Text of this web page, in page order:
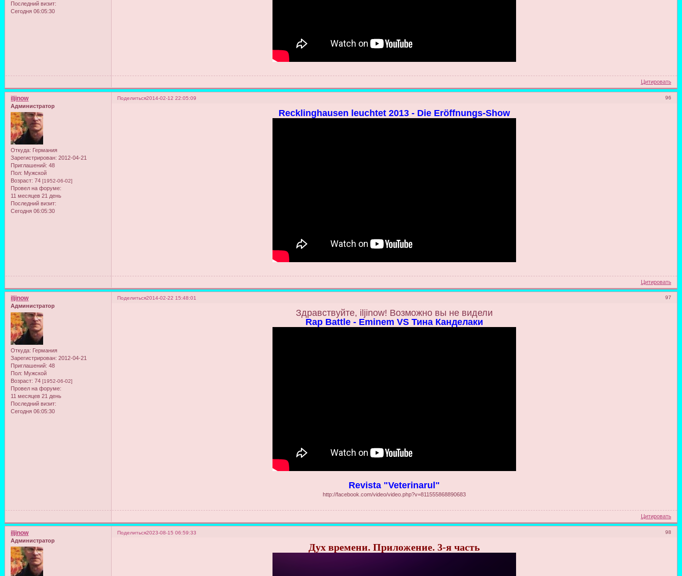
Последний визит:
Сегодня 06:05:30
Цитировать
Поделиться 96
2014-02-12 22:05:09
iljinow
Администратор
Откуда: Германия
Зарегистрирован: 2012-04-21
Приглашений: 48
Пол: Мужской
Возраст: 74[1952-06-02]
Провел на форуме:
11 месяцев 21 день
Последний визит:
Сегодня 06:05:30
Recklinghausen leuchtet 2013 - Die Eröffnungs-Show
Цитировать
Поделиться 97
2014-02-22 15:48:01
iljinow
Администратор
Откуда: Германия
Зарегистрирован: 2012-04-21
Приглашений: 48
Пол: Мужской
Возраст: 74[1952-06-02]
Провел на форуме:
11 месяцев 21 день
Последний визит:
Сегодня 06:05:30
Здравствуйте, iljinow! Возможно вы не видели
Rap Battle - Eminem VS Тина Канделаки
Revista "Veterinarul"
http://facebook.com/video/video.php?v=811555868890683
Цитировать
Поделиться 98
2023-08-15 06:59:33
iljinow
Администратор
Дух времени. Приложение. 3-я часть